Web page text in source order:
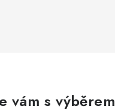
vám s výběrem